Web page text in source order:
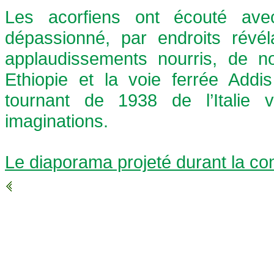
Les acorfiens ont écouté
dépassionné, par endroits
applaudissements nourris, de
Ethiopie et la voie ferrée
tournant de 1938 de l’Italie
imaginations.
Le diaporama projeté durant la